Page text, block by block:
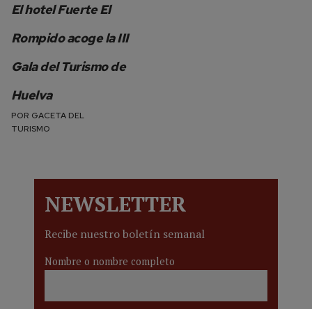
El hotel Fuerte El
Rompido acoge la III
Gala del Turismo de
Huelva
POR GACETA DEL
TURISMO
NEWSLETTER
Recibe nuestro boletín semanal
Nombre o nombre completo